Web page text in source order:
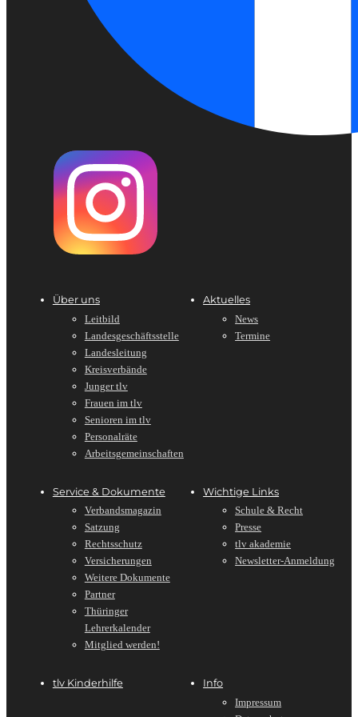
Über uns
Leitbild
Landesgeschäftsstelle
Landesleitung
Kreisverbände
Junger tlv
Frauen im tlv
Senioren im tlv
Personalräte
Arbeitsgemeinschaften
Aktuelles
News
Termine
Service & Dokumente
Verbandsmagazin
Satzung
Rechtsschutz
Versicherungen
Weitere Dokumente
Partner
Thüringer
Lehrerkalender
Mitglied werden!
Wichtige Links
Schule & Recht
Presse
tlv akademie
Newsletter-Anmeldung
tlv Kinderhilfe
Info
Impressum